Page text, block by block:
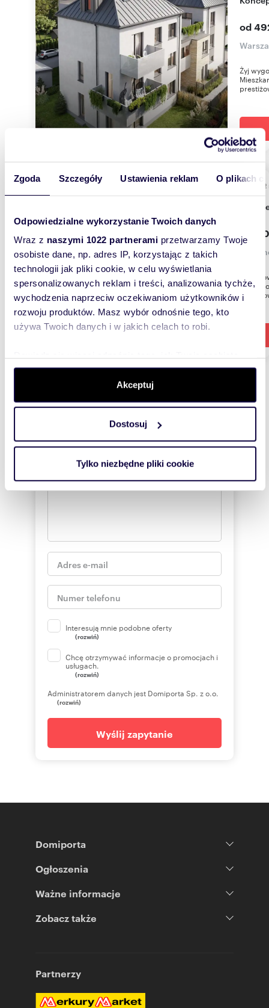
Zgoda Szczegóły Ustawienia reklam O plikach
Odpowiedzialne wykorzystanie Twoich danych
Wraz z naszymi 1022 partnerami przetwarzamy Twoje
osobiste dane, np. adres IP, korzystając z takich
technologii jak pliki cookie, w celu wyświetlania
spersonalizowanych reklam i treści, analizowania tychże,
wychodzenia naprzeciw oczekiwaniom użytkowników i
rozwoju produktów. Masz wybór odnośnie tego, kto
używa Twoich danych i w jakich celach to robi.
dane są przetwarzane oraz ustaw własne preferencje w
. W Deklaracji plików cookie możesz
zmienić lub wycofać swoją zgodę w dowolnej chwili.
Wykorzystujemy pliki cookie do spersonalizowania treści
i reklam, aby oferować funkcje społecznościowe i
korzystasz z naszej witryny, udostępniamy partnerom
Akceptuj
Dostosuj
Tylko niezbędne pliki cookie
od
Żyj
2002
2
27/29
Wyślij wiadomość
Interesują mnie podobne oferty
(rozwiń)
Chcę otrzymywać informacje o promocjach i
usługach.
(rozwiń)
Administratorem danych jest Domiporta Sp. z o.o.
(rozwiń)
Wyślij zapytanie
Domiporta
Ogłoszenia
Ważne informacje
Zobacz także
Partnerzy